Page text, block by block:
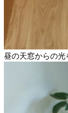
昼の天窓からの光